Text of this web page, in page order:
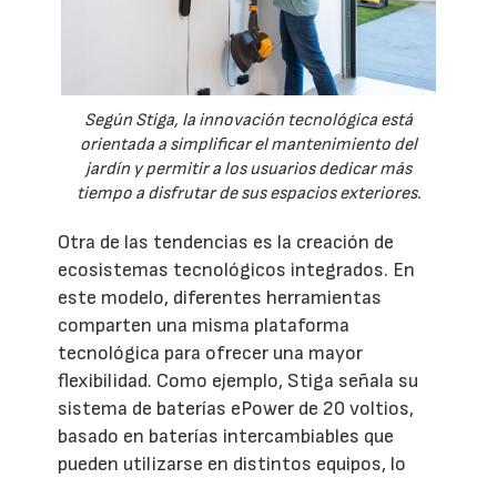
Según Stiga, la innovación tecnológica está
orientada a simplificar el mantenimiento del
jardín y permitir a los usuarios dedicar más
tiempo a disfrutar de sus espacios exteriores.
Otra de las tendencias es la creación de
ecosistemas tecnológicos integrados. En
este modelo, diferentes herramientas
comparten una misma plataforma
tecnológica para ofrecer una mayor
flexibilidad. Como ejemplo, Stiga señala su
sistema de baterías ePower de 20 voltios,
basado en baterías intercambiables que
pueden utilizarse en distintos equipos, lo